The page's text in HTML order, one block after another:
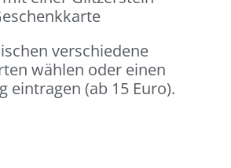
verschiedene
wählen oder einen
eintragen (ab 15 Euro).